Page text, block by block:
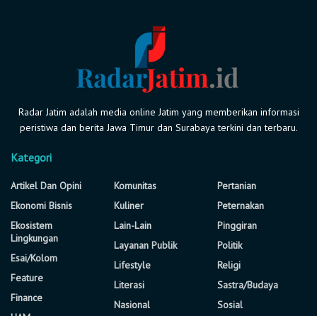
Radar Jatim adalah media online Jatim yang memberikan informasi
peristiwa dan berita Jawa Timur dan Surabaya terkini dan terbaru.
Kategori
Artikel Dan Opini
Ekonomi Bisnis
Ekosistem
Lingkungan
Esai/Kolom
Feature
Finance
Komunitas
Kuliner
Lain-Lain
Layanan Publik
Lifestyle
Literasi
Nasional
Pertanian
Peternakan
Pinggiran
Politik
Religi
Sastra/Budaya
Sosial